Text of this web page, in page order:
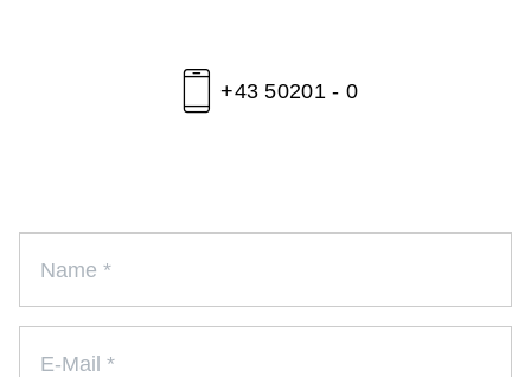
+43 50201 - 0
Name *
E-Mail *